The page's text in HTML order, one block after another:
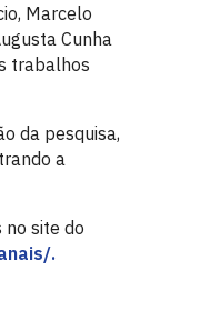
Marcelo
Cunha
trabalhos
da pesquisa,
a
no site do
.